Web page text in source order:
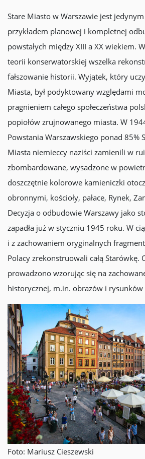
Stare Miasto w Warszawie jest
przykładem planowej i kompletnej
powstałych między XIII a XX wiekiem.
teorii konserwatorskiej wszelka
fałszowanie historii. Wyjątek, który
Miasta, był podyktowany względami
pragnieniem całego społeczeństwa
popiołów zrujnowanego miasta. W
Powstania Warszawskiego ponad 85%
Miasta niemieccy naziści zamienili w
zbombardowane, wysadzone w
doszczętnie kolorowe kamieniczki
obronnymi, kościoły, pałace, Rynek,
Decyzja o odbudowie Warszawy jako
zapadła już w styczniu 1945 roku. W
i z zachowaniem oryginalnych
Polacy zrekonstruowali całą Starówkę.
prowadzono wzorując się na
historycznej, m.in. obrazów i rysunków
Foto: Mariusz Cieszewski